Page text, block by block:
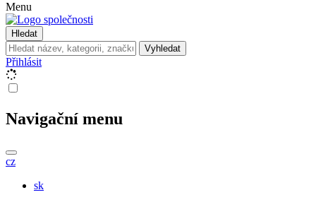
Menu
Hledat
Vyhledat
Přihlásit
Navigační menu
cz
sk